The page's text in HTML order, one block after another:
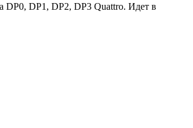
DP1, DP2, DP3 Quattro. Идет в